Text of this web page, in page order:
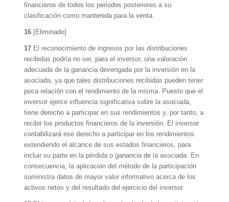
financieros de todos los periodos posteriores a su
clasificación como mantenida para la venta.
16 [Eliminado]
17 El reconocimiento de ingresos por las distribuciones
recibidas podría no ser, para el inversor, una valoración
adecuada de la ganancia devengada por la inversión en la
asociada, ya que tales distribuciones recibidas pueden tener
poca relación con el rendimiento de la misma. Puesto que el
inversor ejerce influencia significativa sobre la asociada,
tiene derecho a participar en sus rendimientos y, por tanto, a
recibir los productos financieros de la inversión. El inversor
contabilizará ese derecho a participar en los rendimientos
extendiendo el alcance de sus estados financieros, para
incluir su parte en la pérdida o ganancia de la asociada. En
consecuencia, la aplicación del método de la participación
suministra datos de mayor valor informativo acerca de los
activos netos y del resultado del ejercicio del inversor.